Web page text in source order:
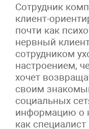
Сотрудник
клиент-
почти как
нервный
сотрудником
настроением,
хочет
своим
социальных
информацию о
как